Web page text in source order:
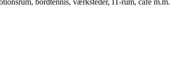
bordtennis, værksteder, IT-rum, café m.m.